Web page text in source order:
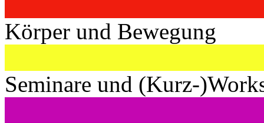
Körper und Bewegung
Seminare und (Kurz-